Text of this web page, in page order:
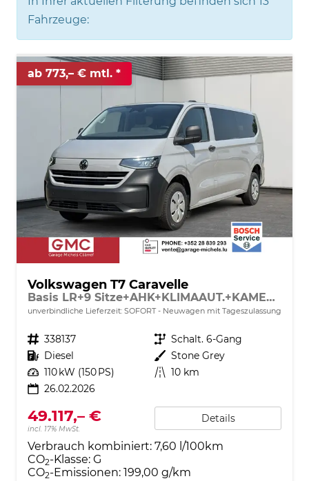
Fahrzeuge:
ab 773,– € mtl.
Volkswagen T7 Caravelle
Basis LR+9 Sitze+AHK+KLIMAAUT.+KAMERA+PDC+LED
unverbindliche Lieferzeit: SOFORT Neuwagen mit Tageszulassung
Fahrzeugnr. 338137 Getriebe Schalt. 6-Gang
Kraftstoff Diesel Außenfarbe Stone Grey
Leistung 110 kW (150 PS) Kilometerstand 10 km
26.02.2026
49.117,– €
incl. 17% MwSt.
Details
Verbrauch kombiniert: 7,60 l/100km
CO2-Klasse: G
CO2-Emissionen: 199,00 g/km